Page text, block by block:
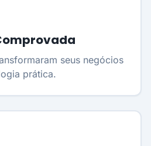
seus negócios
prática.